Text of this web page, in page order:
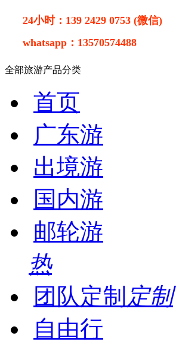
24小时： 139 2429 0753 (微信)
whatsapp： 13570574488
全部旅游产品分类
首页
广东游
出境游
国内游
邮轮游
热
团队定制 定制
自由行